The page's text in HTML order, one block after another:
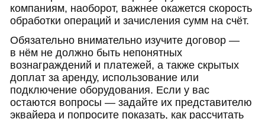
компаниям, наоборот, важнее окажется скорость
обработки операций и зачисления сумм на счёт.
Обязательно внимательно изучите договор —
в нём не должно быть непонятных
вознаграждений и платежей, а также скрытых
доплат за аренду, использование или
подключение оборудования. Если у вас
остаются вопросы — задайте их представителю
эквайера и попросите показать, как рассчитать